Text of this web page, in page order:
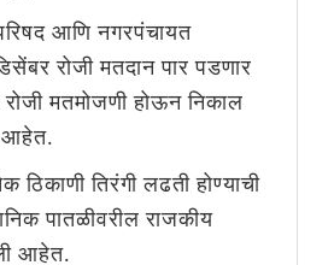
आणि नगरपंचायत
रोजी मतदान पार पडणार
मतमोजणी होऊन निकाल
आहेत.
तिरंगी लढती होण्याची
पातळीवरील राजकीय
आहेत.